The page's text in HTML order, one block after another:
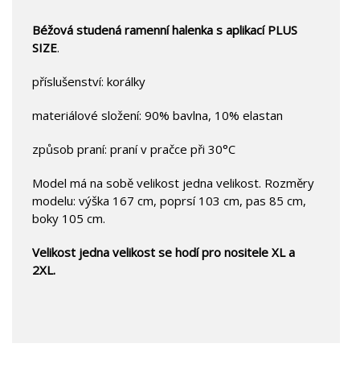
Béžová studená ramenní halenka s aplikací PLUS
SIZE.
příslušenství: korálky
materiálové složení: 90% bavlna, 10% elastan
způsob praní: praní v pračce při 30°C
Model má na sobě velikost jedna velikost. Rozměry
modelu: výška 167 cm, poprsí 103 cm, pas 85 cm,
boky 105 cm.
Velikost jedna velikost se hodí pro nositele XL a
2XL.